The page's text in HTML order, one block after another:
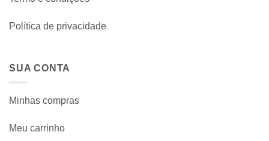
Política de privacidade
SUA CONTA
Minhas compras
Meu carrinho